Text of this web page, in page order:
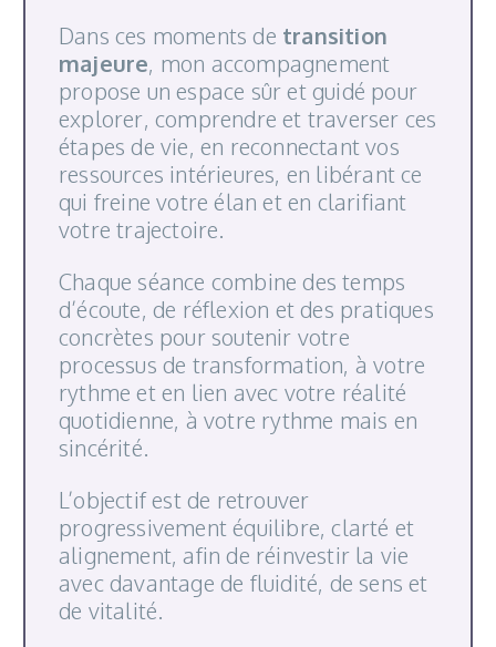
Dans ces moments de transition
majeure, mon accompagnement
propose un espace sûr et guidé pour
explorer, comprendre et traverser ces
étapes de vie, en reconnectant vos
ressources intérieures, en libérant ce
qui freine votre élan et en clarifiant
votre trajectoire.
Chaque séance combine des temps
d’écoute, de réflexion et des pratiques
concrètes pour soutenir votre
processus de transformation, à votre
rythme et en lien avec votre réalité
quotidienne, à votre rythme mais en
sincérité.
L’objectif est de retrouver
progressivement équilibre, clarté et
alignement, afin de réinvestir la vie
avec davantage de fluidité, de sens et
de vitalité.